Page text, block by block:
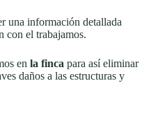
una información detallada
con el trabajamos.
en la finca para así eliminar
daños a las estructuras y